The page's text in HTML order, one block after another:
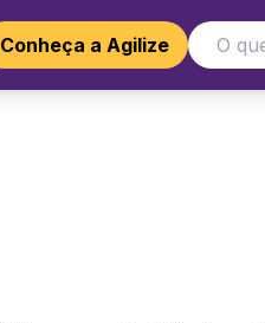
Conheça a Agilize